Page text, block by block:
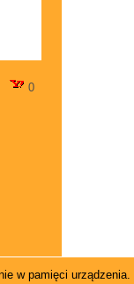
0
w pamięci urządzenia.